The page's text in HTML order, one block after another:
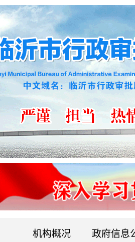
机构概况 政府信息